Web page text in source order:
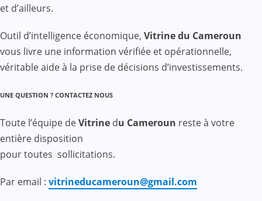
et d’ailleurs.
Outil d’intelligence économique, Vitrine du Cameroun
vous livre une information vérifiée et opérationnelle,
véritable aide à la prise de décisions d’investissements.
UNE QUESTION ? CONTACTEZ NOUS
Toute l’équipe deVitrine du Cameroun reste à votre
entière disposition
pour toutes sollicitations.
Par email : vitrineducameroun@gmail.com